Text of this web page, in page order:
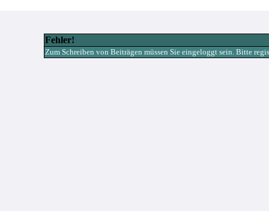
Fehler!
Zum Schreiben von Beiträgen müssen Sie eingeloggt sein. Bitte